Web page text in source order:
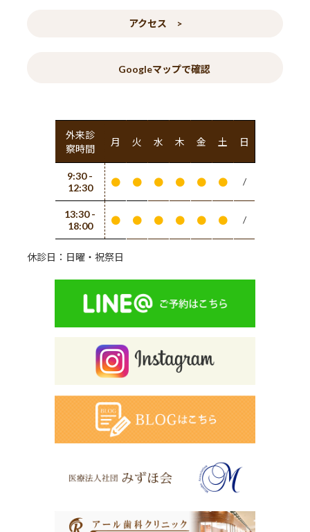
アクセス >
Googleマップで確認
外来診
察時間
月 火 水 木 金 土 日
9:30 -
12:30
● ● ● ● ● ● /
13:30 -
18:00
● ● ● ● ● ● /
休診日：日曜・祝祭日